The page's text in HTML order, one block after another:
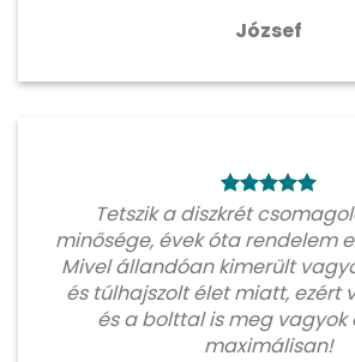
József
Tetszik a diszkrét
minősége, évek óta rendelem
Mivel állandóan kimerült
és túlhajszolt élet miatt, ezért
és a bolttal is meg vagyok
maximálisan!